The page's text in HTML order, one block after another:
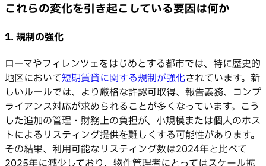
これらの変化を引き起こしている要因は何か
1. 規制の強化
ローマやフィレンツェをはじめとする都市では、特に歴史的
地区において短期賃貸に関する規制が強化されています。新
しいルールでは、より厳格な許認可取得、報告義務、コンプ
ライアンス対応が求められることが多くなっています。こう
した追加の管理・財務上の負担が、小規模または個人のホス
トによるリスティング提供を難しくする可能性があります。
その結果、利用可能なリスティング数は2024年と比べて